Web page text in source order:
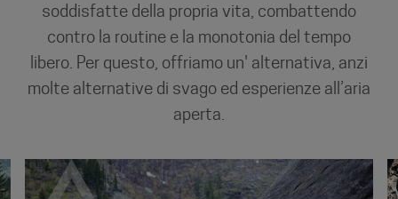
soddisfatte della propria vita, combattendo
contro la routine e la monotonia del tempo
libero. Per questo, offriamo un' alternativa, anzi
molte alternative di svago ed esperienze all’aria
aperta.